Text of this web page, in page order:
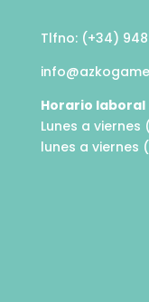
Tlfno: (+34)
Horario laboral
Lunes a viernes
lunes a viernes